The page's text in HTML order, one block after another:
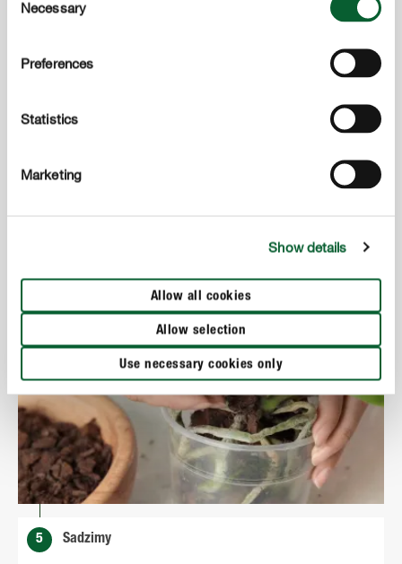
Selection
Necessary
Preferences
Statistics
Marketing
Show details
Allow all cookies
Allow selection
Use necessary cookies only
Odetnij stare, wysuszone lub zgniłe korzenie.
5 Sadzimy